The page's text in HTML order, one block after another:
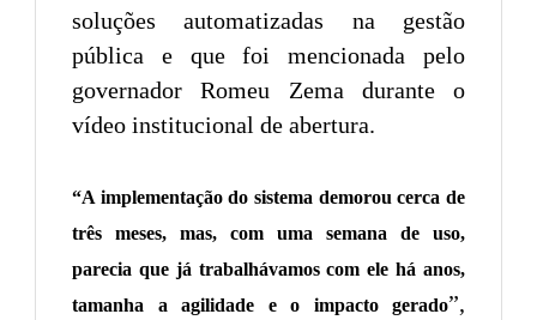
soluções automatizadas na gestão
pública e que foi mencionada pelo
governador Romeu Zema durante o
vídeo institucional de abertura.
“A implementação do sistema demorou cerca de
três meses, mas, com uma semana de uso,
parecia que já trabalhávamos com ele há anos,
tamanha a agilidade e o impacto gerado”,